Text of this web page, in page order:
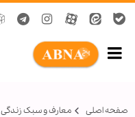
صفحه اصلی معارف و سبک زندگی